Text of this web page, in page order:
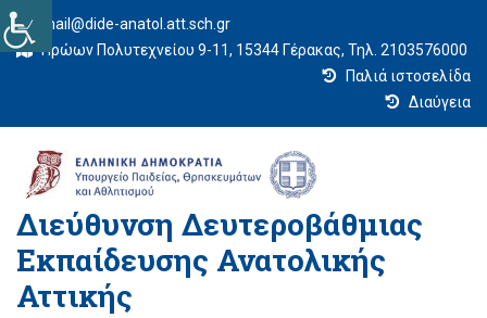
mail@dide-anatol.att.sch.gr
Ηρώων Πολυτεχνείου 9-11, 15344 Γέρακας, Τηλ. 2103576000
Παλιά ιστοσελίδα
Διαύγεια
Διεύθυνση Δευτεροβάθμιας
Εκπαίδευσης Ανατολικής
Αττικής